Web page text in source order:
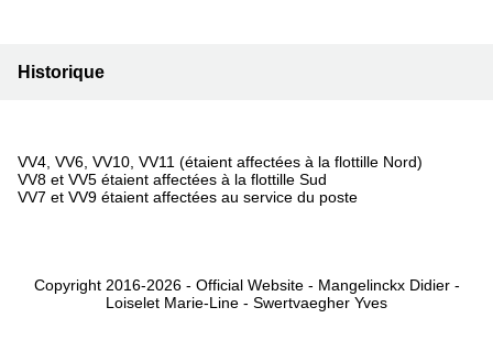
Historique
VV4, VV6, VV10, VV11 (étaient affectées à la flottille Nord)
VV8 et VV5 étaient affectées à la flottille Sud
VV7 et VV9 étaient affectées au service du poste
Copyright 2016-2026 - Official Website - Mangelinckx Didier -
Loiselet Marie-Line - Swertvaegher Yves